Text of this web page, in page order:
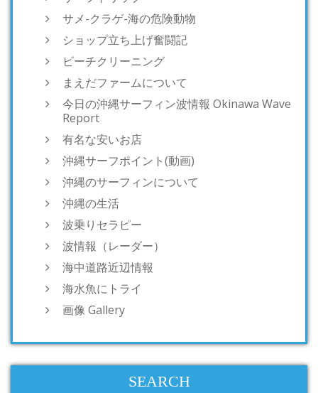
サメ-クラゲ-海の危険動物
ショップ立ち上げ奮闘記
ビーチクリーニング
まえだファームについて
今日の沖縄サーフィン波情報 Okinawa Wave
Report
有名な安いお店
沖縄サーフポイント(動画)
沖縄のサーフィンについて
沖縄の生活
波乗りセラピー
波情報（レーダー）
海中道路近辺情報
海水魚にトライ
画像 Gallery
SEARCH